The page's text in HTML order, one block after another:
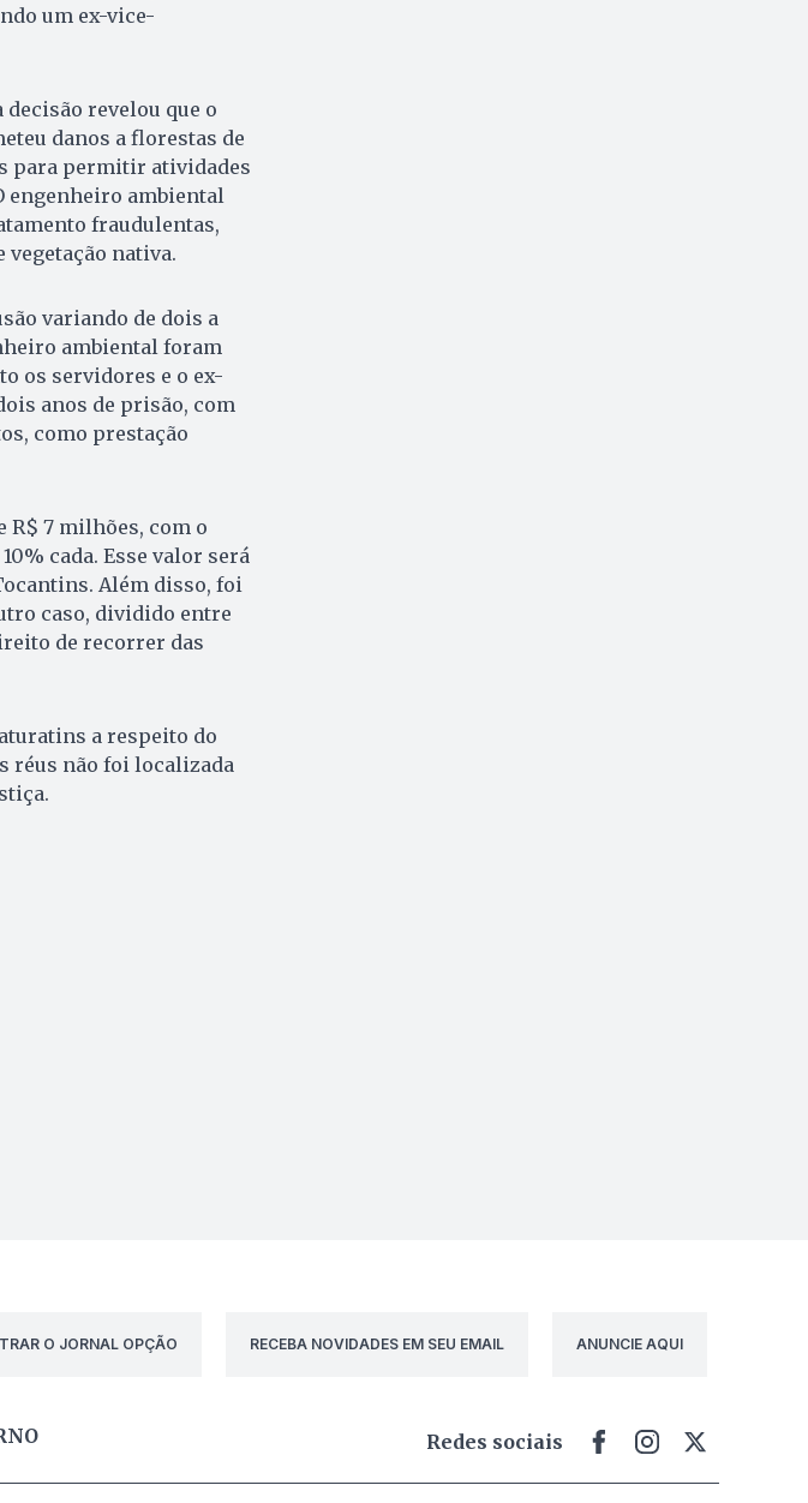
um ex-vice-
decisão revelou que o
danos a florestas de
para permitir atividades
engenheiro ambiental
fraudulentas,
vegetação nativa.
variando de dois a
ambiental foram
os servidores e o ex-
anos de prisão, com
como prestação
R$ 7 milhões, com o
cada. Esse valor será
Além disso, foi
caso, dividido entre
de recorrer das
a respeito do
réus não foi localizada
O JORNAL OPÇÃO
RECEBA NOVIDADES EM SEU EMAIL ANUNCIE AQUI
Redes sociais